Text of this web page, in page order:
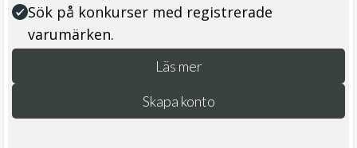
Sök på konkurser med registrerade
varumärken.
Läs mer
Skapa konto